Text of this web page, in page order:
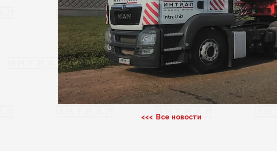
<<< Все новости